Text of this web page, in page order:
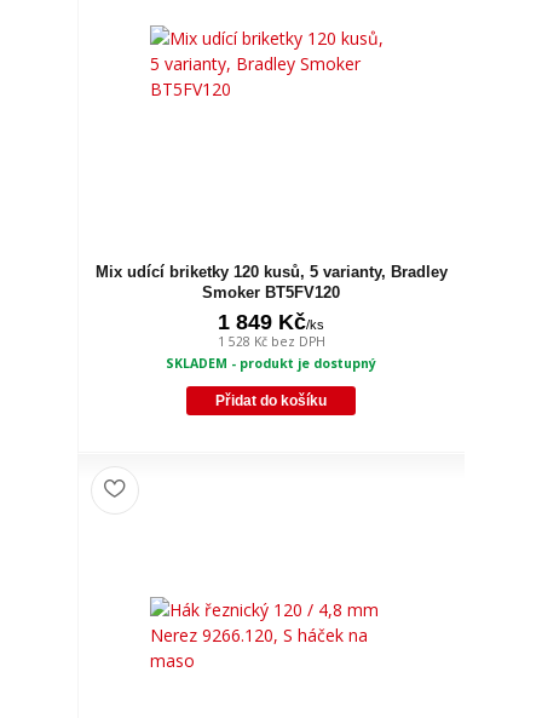
Mix udící briketky 120 kusů, 5 varianty, Bradley
Smoker BT5FV120
1 849 Kč/ks
1 528 Kč bez DPH
SKLADEM - produkt je dostupný
Přidat do košíku